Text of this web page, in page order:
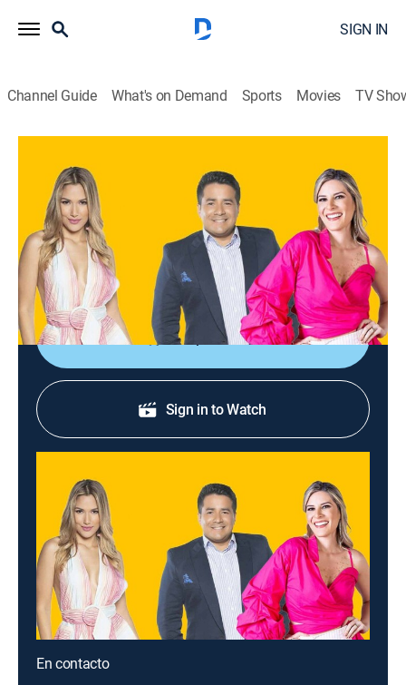
SIGN IN
Channel Guide What's on Demand Sports Movies TV
En contacto
En contacto
TVPG|Newsmagazine, Variety|2026
Entretenimiento, cocina, temas médicos, entrevistas y
noticias de la comunidad. Junto con secciones de
belleza, cocina, salud, moda y ayudas sociales.
Shop DIRECTV
Sign in to Watch
En contacto